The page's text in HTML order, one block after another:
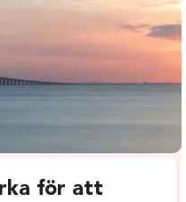
för att